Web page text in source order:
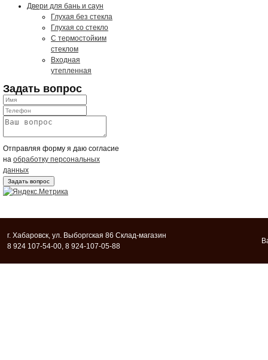
Двери для бань и саун
Глухая без стекла
Глухая со стекло
С термостойким
стеклом
Входная
утепленная
Задать вопрос
Отправляя форму я даю согласие
на обработку персональных
данных
г. Хабаровск, ул. Выборгская 86 Склад-магазин
8 924 107-54-00, 8 924-107-05-88